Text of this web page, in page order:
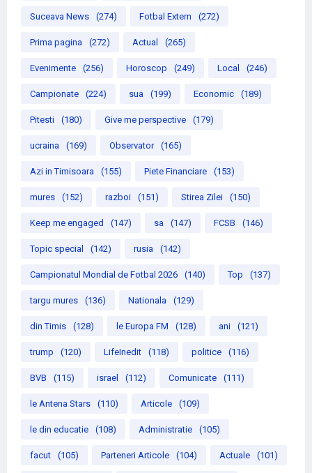
Suceava News (274) Fotbal Extern (272)
Prima pagina (272) Actual (265)
Evenimente (256) Horoscop (249) Local (246)
Campionate (224) sua (199) Economic (189)
Pitesti (180) Give me perspective (179)
ucraina (169) Observator (165)
Azi in Timisoara (155) Piete Financiare (153)
mures (152) razboi (151) Stirea Zilei (150)
Keep me engaged (147) sa (147) FCSB (146)
Topic special (142) rusia (142)
Campionatul Mondial de Fotbal 2026 (140) Top (137)
targu mures (136) Nationala (129)
din Timis (128) le Europa FM (128) ani (121)
trump (120) LifeInedit (118) politice (116)
BVB (115) israel (112) Comunicate (111)
le Antena Stars (110) Articole (109)
le din educatie (108) Administratie (105)
facut (105) Parteneri Articole (104) Actuale (101)